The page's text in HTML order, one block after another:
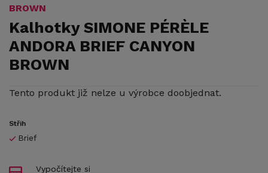
BROWN
Kalhotky SIMONE PÉRÈLE
ANDORA BRIEF CANYON
BROWN
Tento produkt již nelze u výrobce doobjednat.
Střih
Brief
Vypočítejte si